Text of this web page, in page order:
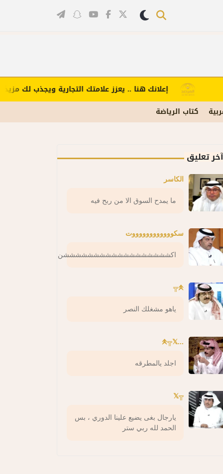
كتاب الرياضة
إعلانك هنا .. يعزز علامتك التجارية ويجذب لك مزيدًا
آخر تعليق
الكاسر
ما يمدح السوق الا من ربح فيه
سكووووووووووووت
اكششششششششششششششششششن
𖤹╦
ياهو مشغلك النصر
...𖤹╦𝕏
اجلد يالمطرقه
╦𝕏
يارجال بغى يضيع علينا الدوري ، بس
الحمد لله ربي ستر